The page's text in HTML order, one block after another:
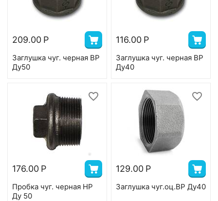
209.00 Р
Заглушка чуг. черная ВР
Ду50
116.00 Р
Заглушка чуг. черная ВР
Ду40
176.00 Р
Пробка чуг. черная НР
Ду 50
129.00 Р
Заглушка чуг.оц.ВР Ду40